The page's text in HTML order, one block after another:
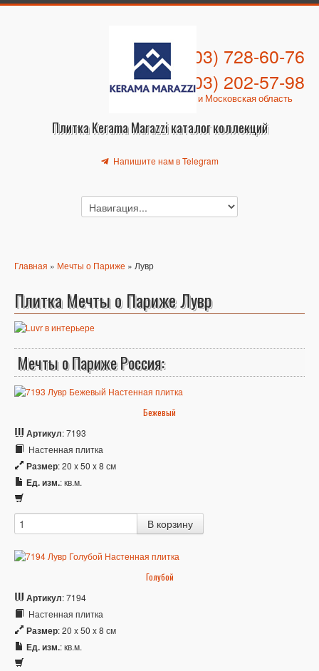
Плитка Kerama Marazzi каталог коллекций
+7 (903) 728-60-76
+7 (903) 202-57-98
Москва и Московская область
Напишите нам в Telegram
Главная » Мечты о Париже » Лувр
Плитка Мечты о Париже Лувр
Мечты о Париже Россия:
Бежевый
Артикул: 7193
Настенная плитка
Размер: 20 x 50 x 8 см
Ед. изм.: кв.м.
Голубой
Артикул: 7194
Настенная плитка
Размер: 20 x 50 x 8 см
Ед. изм.: кв.м.